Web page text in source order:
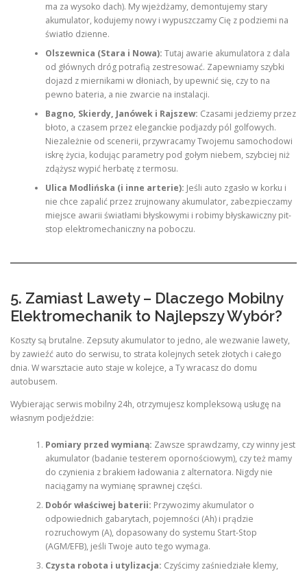
ma za wysoko dach). My wjeżdżamy, demontujemy stary
akumulator, kodujemy nowy i wypuszczamy Cię z podziemi na
światło dzienne.
Olszewnica (Stara i Nowa): Tutaj awarie akumulatora z dala
od głównych dróg potrafią zestresować. Zapewniamy szybki
dojazd z miernikami w dłoniach, by upewnić się, czy to na
pewno bateria, a nie zwarcie na instalacji.
Bagno, Skierdy, Janówek i Rajszew: Czasami jedziemy przez
błoto, a czasem przez eleganckie podjazdy pól golfowych.
Niezależnie od scenerii, przywracamy Twojemu samochodowi
iskrę życia, kodując parametry pod gołym niebem, szybciej niż
zdążysz wypić herbatę z termosu.
Ulica Modlińska (i inne arterie): Jeśli auto zgasło w korku i
nie chce zapalić przez zrujnowany akumulator, zabezpieczamy
miejsce awarii światłami błyskowymi i robimy błyskawiczny pit-
stop elektromechaniczny na poboczu.
5. Zamiast Lawety – Dlaczego Mobilny
Elektromechanik to Najlepszy Wybór?
Koszty są brutalne. Zepsuty akumulator to jedno, ale wezwanie lawety,
by zawieźć auto do serwisu, to strata kolejnych setek złotych i całego
dnia. W warsztacie auto staje w kolejce, a Ty wracasz do domu
autobusem.
Wybierając serwis mobilny 24h, otrzymujesz kompleksową usługę na
własnym podjeździe:
Pomiary przed wymianą: Zawsze sprawdzamy, czy winny jest
akumulator (badanie testerem opornościowym), czy też mamy
do czynienia z brakiem ładowania z alternatora. Nigdy nie
naciągamy na wymianę sprawnej części.
Dobór właściwej baterii: Przywozimy akumulator o
odpowiednich gabarytach, pojemności (Ah) i prądzie
rozruchowym (A), dopasowany do systemu Start-Stop
(AGM/EFB), jeśli Twoje auto tego wymaga.
Czysta robota i utylizacja: Czyścimy zaśniedziałe klemy,